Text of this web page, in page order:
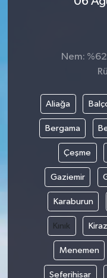
Nem:
Aliağa
Bergama
Çeşme
Gaziemir
Karaburun
Kınık Kiraz
Menemen
Seferihisar